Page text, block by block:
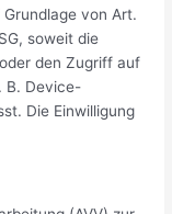
von Art.
soweit die
den Zugriff auf
B. Device-
Die Einwilligung